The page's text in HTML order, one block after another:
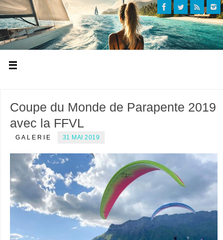
Coupe du Monde de Parapente 2019
avec la FFVL
GALERIE 31 MAI 2019